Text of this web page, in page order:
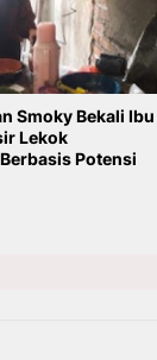
Smoky Bekali Ibu
Lekok
Potensi